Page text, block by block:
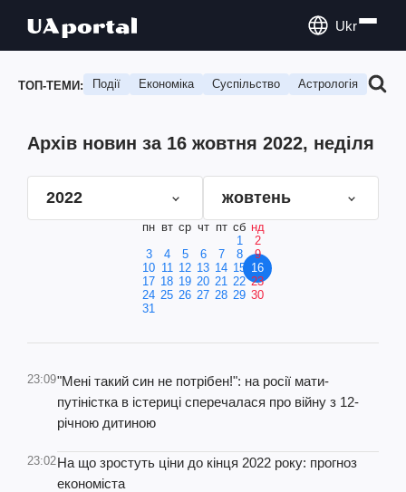
Ukr
ТОП-ТЕМИ: Події Економіка Суспільство Астрологія
Архів новин за 16 жовтня 2022, неділя
2022 жовтень
пн вт ср чт пт сб нд
1
2
3
4 5 6 7 8
9
10 11 12 13 14 15 16
17 18 19 20 21 22 23
24 25 26 27 28 29 30
31
23:09"Мені такий син не потрібен!": на росії мати-
путіністка в істериці сперечалася про війну з 12-
річною дитиною
23:02На що зростуть ціни до кінця 2022 року: прогноз
економіста